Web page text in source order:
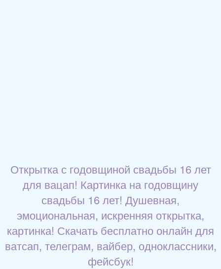
Открытка с годовщиной свадьбы 16 лет
для вацап! Картинка на годовщину
свадьбы 16 лет! Душевная,
эмоциональная, искренняя открытка,
картинка! Скачать бесплатно онлайн для
ватсап, телеграм, вайбер, одноклассники,
фейсбук!